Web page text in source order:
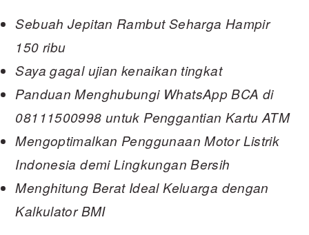
Sebuah Jepitan Rambut Seharga Hampir
150 ribu
Saya gagal ujian kenaikan tingkat
Panduan Menghubungi WhatsApp BCA di
08111500998 untuk Penggantian Kartu ATM
Mengoptimalkan Penggunaan Motor Listrik
Indonesia demi Lingkungan Bersih
Menghitung Berat Ideal Keluarga dengan
Kalkulator BMI